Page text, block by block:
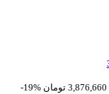
-19% 3,876,660 تومان